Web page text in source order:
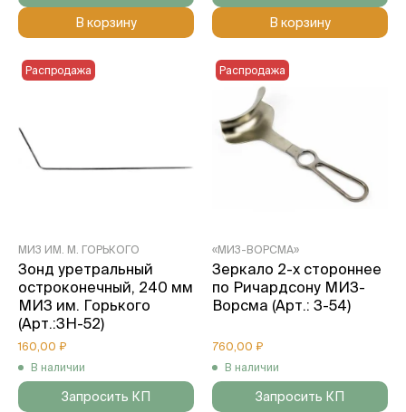
В корзину В корзину
МИЗ ИМ. М. ГОРЬКОГО
Зонд уретральный
остроконечный, 240 мм
МИЗ им. Горького
(Арт.:3Н-52)
160,00 ₽
В наличии
Распродажа
Запросить КП
«МИЗ-ВОРСМА»
Зеркало 2-х стороннее
по Ричардсону МИЗ-
Ворсма (Арт.: З-54)
760,00 ₽
В наличии
Распродажа
Запросить КП